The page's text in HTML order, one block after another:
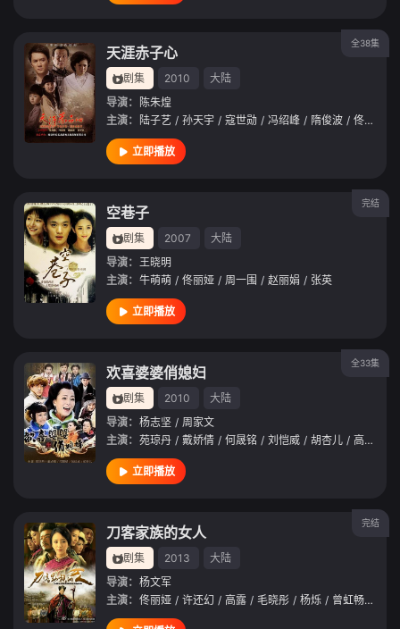
全38集
天涯赤子心
剧集 2010
大陆
导演：
陈朱煌
主演：
陆子艺 / 孙天宇 / 寇世勋 / 冯绍峰 / 隋俊波 / 佟丽娅
立即播放
完结
空巷子
剧集 2007
大陆
导演： 王晓明
主演： 牛萌萌 / 佟丽娅 / 周一围 / 赵丽娟 / 张英
立即播放
全33集
欢喜婆婆俏媳妇
剧集 2010
大陆
导演： 杨志坚 / 周家文
主演： 苑琼丹 / 戴娇倩 / 何晟铭 / 刘恺威 / 胡杏儿 / 高昊
立即播放
完结
刀客家族的女人
剧集 2013
大陆
导演： 杨文军
主演： 佟丽娅 / 许还幻 / 高露 / 毛晓彤 / 杨烁 / 曾虹畅 /